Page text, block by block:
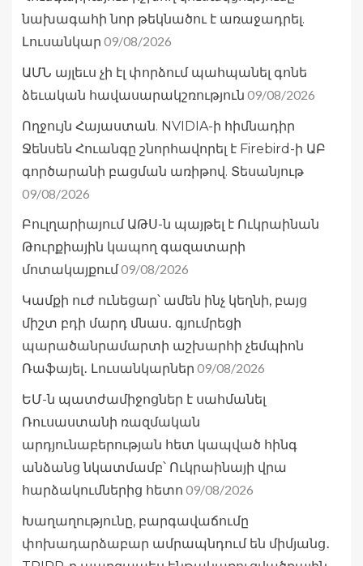
նախագահի նոր թեկնածու է առաջադրել.
Լուսանկար 09/08/2026
ԱՄՆ այլեւս չի էլ փորձում պահպանել գոնե
ձեւական հավասարակշռություն 09/08/2026
Ողջույն Հայաստան. NVIDIA-ի հիմնադիր
Ջենսեն Հուանգը շնորհավորել է Firebird-ի ԱԲ
գործարանի բացման առիթով. Տեսանյութ
09/08/2026
Բուլղարիայում ԱԹՍ-ն պայթել է Ուկրաինան
Թուրքիային կապող գազատարի
մոտակայքում09/08/2026
Կամքի ուժ ունեցար՝ ամեն ինչ կեղնի, բայց
միշտ բդի մարդ մնաս․ գյումրեցի
պարածանրամարտի աշխարհի չեմպիոն
Ռաֆայել․ Լուսանկարներ 09/08/2026
ԵՄ-ն պատժամիջոցներ է սահմանել
Ռուսաստանի ռազմական
արդյունաբերության հետ կապված հինգ
անձանց նկատմամբ՝ Ուկրաինայի վրա
հարձակումներից հետո 09/08/2026
Խաղաղությունը, բարգավաճումը
փոխադարձաբար ամրապնդում են միմյանց․